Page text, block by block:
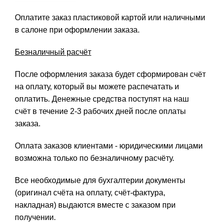
Оплатите заказ пластиковой картой или наличными
в салоне при оформлении заказа.
Безналичный расчёт
После оформления заказа будет сформирован счёт
на оплату, который вы можете распечатать и
оплатить. Денежные средства поступят на наш
счёт в течение 2-3 рабочих дней после оплаты
заказа.
Оплата заказов клиентами - юридическими лицами
возможна только по безналичному расчёту.
Все необходимые для бухгалтерии документы
(оригинал счёта на оплату, счёт-фактура,
накладная) выдаются вместе с заказом при
получении.